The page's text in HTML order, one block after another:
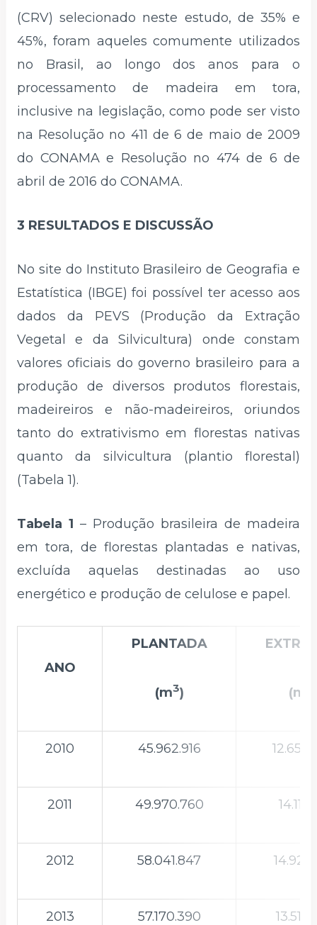
(CRV) selecionado neste estudo, de 35% e
45%, foram aqueles comumente utilizados
no Brasil, ao longo dos anos para o
processamento de madeira em tora,
inclusive na legislação, como pode ser visto
na Resolução no 411 de 6 de maio de 2009
do CONAMA e Resolução no 474 de 6 de
abril de 2016 do CONAMA.
3 RESULTADOS E DISCUSSÃO
No site do Instituto Brasileiro de Geografia e
Estatística (IBGE) foi possível ter acesso aos
dados da PEVS (Produção da Extração
Vegetal e da Silvicultura) onde constam
valores oficiais do governo brasileiro para a
produção de diversos produtos florestais,
madeireiros e não-madeireiros, oriundos
tanto do extrativismo em florestas nativas
quanto da silvicultura (plantio florestal)
(Tabela 1).
Tabela 1 – Produção brasileira de madeira
em tora, de florestas plantadas e nativas,
excluída aquelas destinadas ao uso
energético e produção de celulose e papel.
ANO
PLANTADA
(m3) (m
2010 45.962.916
2011 49.970.760
2012 58.041.847
2013 57.170.390